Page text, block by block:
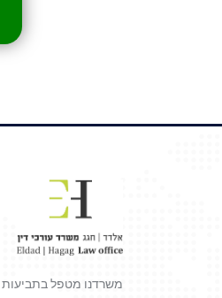
משרדנו מטפל בתביעות